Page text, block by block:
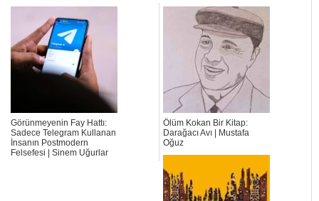
Görünmeyenin Fay Hattı:
Sadece Telegram Kullanan
İnsanın Postmodern
Felsefesi | Sinem Uğurlar
Ölüm Kokan Bir Kitap:
Darağacı Avı | Mustafa
Oğuz